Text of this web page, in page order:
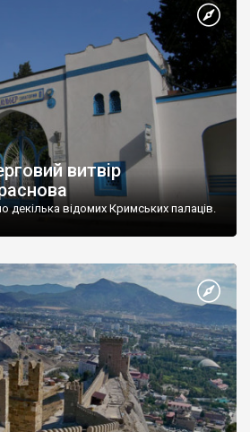
витвір
декілька відомих Кримських палаців.